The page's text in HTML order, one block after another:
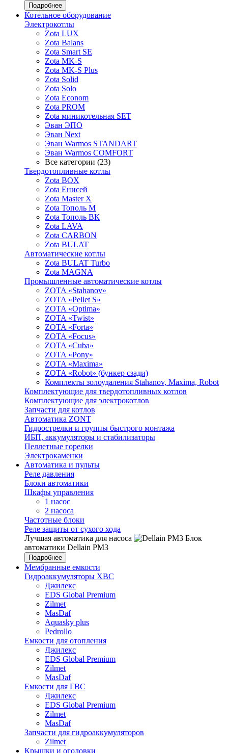
Подробнее
Котельное оборудование
Электрокотлы
Zota LUX
Zota Balans
Zota Smart SE
Zota MK-S
Zota MK-S Plus
Zota Solid
Zota Solo
Zota Econom
Zota PROM
Zota миникотельная SET
Эван ЭПО
Эван Next
Эван Warmos STANDART
Эван Warmos COMFORT
Все категории (23)
Твердотопливные котлы
Zota BOX
Zota Енисей
Zota Master X
Zota Тополь М
Zota Тополь ВК
Zota LAVA
Zota CARBON
Zota BULAT
Автоматические котлы
Zota BULAT Turbo
Zota MAGNA
Промышленные автоматические котлы
ZOTA «Stahanov»
ZOTA «Pellet S»
ZOTA «Optima»
ZOTA «Twist»
ZOTA «Forta»
ZOTA «Focus»
ZOTA «Cuba»
ZOTA «Pony»
ZOTA «Maxima»
ZOTA «Robot» (бункер сзади)
Комплекты золоудаления Stahanov, Maxima, Robot
Комплектующие для твердотопливных котлов
Комплектующие для электрокотлов
Запчасти для котлов
Автоматика ZONT
Гидрострелки и группы быстрого монтажа
ИБП, аккумуляторы и стабилизаторы
Пеллетные горелки
Электрокаменки
Автоматика и пульты
Реле давления
Блоки автоматики
Шкафы управления
1 насос
2 насоса
Частотные блоки
Реле защиты от сухого хода
Лучшая автоматика для насоса
Блок
автоматики Dellain PM3
Подробнее
Мембранные емкости
Гидроаккумуляторы ХВС
Джилекс
EDS Global Premium
Zilmet
MasDaf
Aquasky plus
Pedrollo
Емкости для отопления
Джилекс
EDS Global Premium
Zilmet
MasDaf
Емкости для ГВС
Джилекс
EDS Global Premium
Zilmet
MasDaf
Запчасти для гидроаккумуляторов
Zilmet
Крышки и оголовки